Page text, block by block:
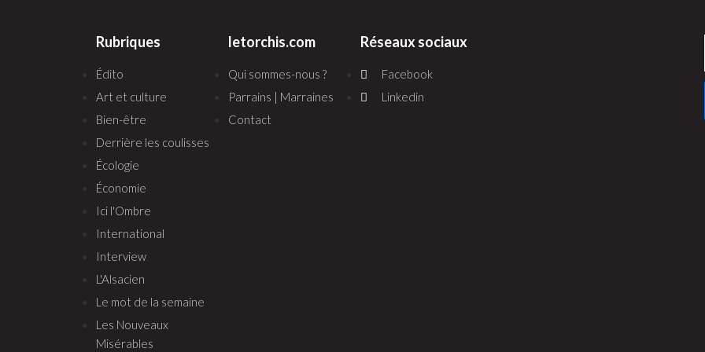
Rubriques
Édito
Art et culture
Bien-être
Derrière les coulisses
Écologie
Économie
Ici l'Ombre
International
Interview
L'Alsacien
Le mot de la semaine
Les Nouveaux
Misérables
letorchis.com
Qui sommes-nous ?
Parrains | Marraines
Contact
Réseaux sociaux
Facebook
Linkedin